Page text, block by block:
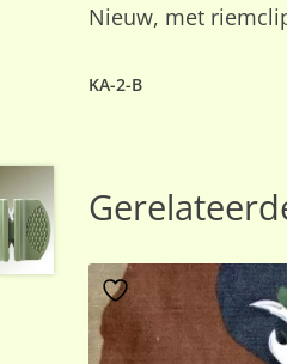
Nieuw, met
KA-2-B